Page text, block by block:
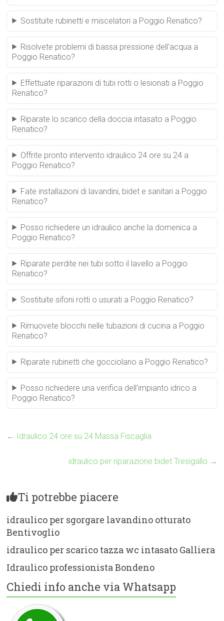
Sostituite rubinetti e miscelatori a Poggio Renatico?
Risolvete problemi di bassa pressione dell’acqua a
Poggio Renatico?
Effettuate riparazioni di tubi rotti o lesionati a Poggio
Renatico?
Riparate lo scarico della doccia intasato a Poggio
Renatico?
Offrite pronto intervento idraulico 24 ore su 24 a
Poggio Renatico?
Fate installazioni di lavandini, bidet e sanitari a Poggio
Renatico?
Posso richiedere un idraulico anche la domenica a
Poggio Renatico?
Riparate perdite nei tubi sotto il lavello a Poggio
Renatico?
Sostituite sifoni rotti o usurati a Poggio Renatico?
Rimuovete blocchi nelle tubazioni di cucina a Poggio
Renatico?
Riparate rubinetti che gocciolano a Poggio Renatico?
Posso richiedere una verifica dell’impianto idrico a
Poggio Renatico?
← Idraulico 24 ore su 24 Massa Fiscaglia
idraulico per riparazione bidet Tresigallo →
Ti potrebbe piacere
idraulico per sgorgare lavandino otturato
Bentivoglio
idraulico per scarico tazza wc intasato Galliera
Idraulico professionista Bondeno
Chiedi info anche via Whatsapp